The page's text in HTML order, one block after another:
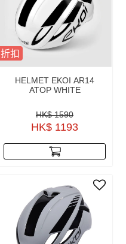
折扣
HELMET EKOI AR14
ATOP WHITE
HK$ 1590
HK$ 1193